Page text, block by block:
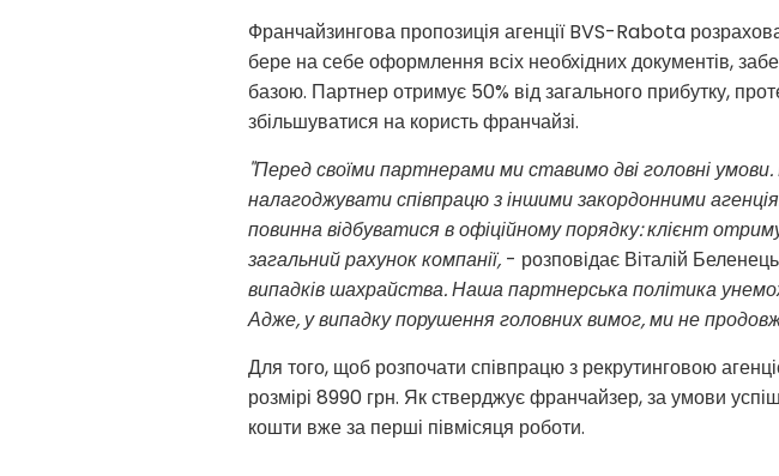
Франчайзингова пропозиція агенції BVS-Rabota
бере на себе оформлення всіх необхідних документів,
базою. Партнер отримує 50% від загального прибутку,
збільшуватися на користь франчайзі.
"Перед своїми партнерами ми ставимо дві головні
налагоджувати співпрацю з іншими закордонними
повинна відбуватися в офіційному порядку: клієнт
загальний рахунок компанії, - розповідає Віталій
випадків шахрайства. Наша партнерська політика
Адже, у випадку порушення головних вимог, ми не
Для того, щоб розпочати співпрацю з рекрутинговою
розмірі 8990 грн. Як стверджує франчайзер, за умови
кошти вже за перші півмісяця роботи.